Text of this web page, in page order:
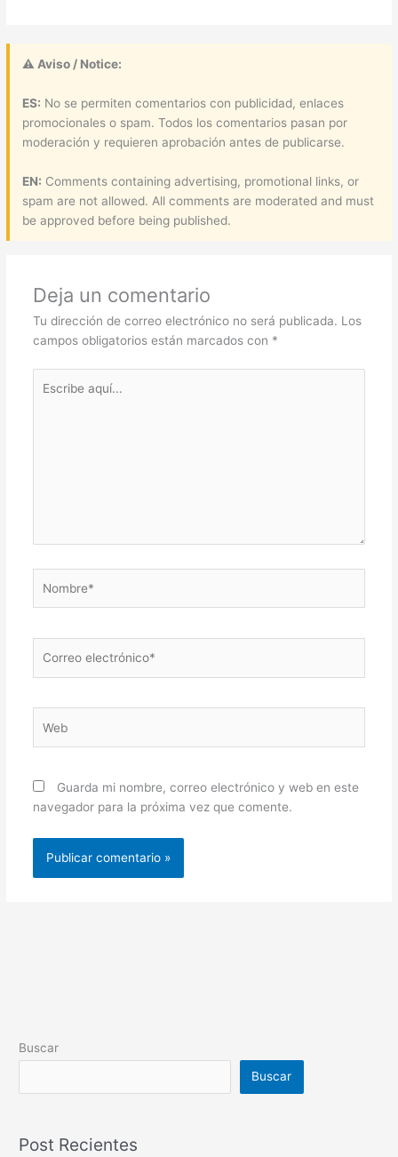
⚠ Aviso / Notice:
ES: No se permiten comentarios con publicidad, enlaces
promocionales o spam. Todos los comentarios pasan por
moderación y requieren aprobación antes de publicarse.
EN: Comments containing advertising, promotional links, or
spam are not allowed. All comments are moderated and must
be approved before being published.
Deja un comentario
Tu dirección de correo electrónico no será publicada. Los
campos obligatorios están marcados con *
aquí...
electrónico*
Guarda mi nombre, correo electrónico y web en este
navegador para la próxima vez que comente.
Buscar
Buscar
Post Recientes